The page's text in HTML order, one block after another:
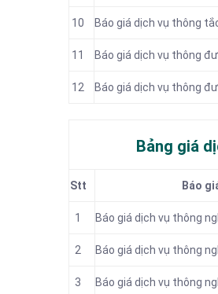
10 Báo giá dịch vụ thông
11 Báo giá dịch vụ thông
12 Báo giá dịch vụ thông
Bảng giá
Stt Báo
1 Báo giá dịch vụ thông
2 Báo giá dịch vụ thông
3 Báo giá dịch vụ thông